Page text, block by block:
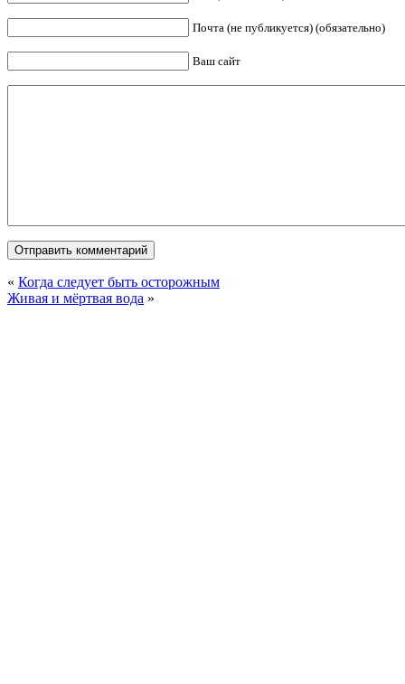
Почта (не публикуется) (обязательно)
Ваш сайт
« Когда следует быть осторожным
Живая и мёртвая вода »